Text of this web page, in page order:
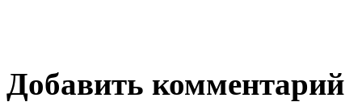
Добавить комментарий